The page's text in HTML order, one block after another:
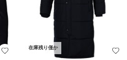
在庫残り僅か